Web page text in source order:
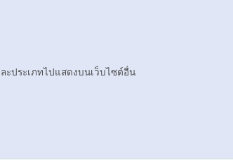
ประเภทไปแสดงบนเว็บไซต์อื่น